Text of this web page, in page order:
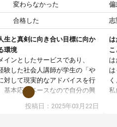
変わらなかった
合格した
生と真剣に向き合い目標に向か
環境
インとしたサービスであり、
験した社会人講師が学生の「や
対して現実的なアドバイスを行
基本応援ベースなので自分の興
学生知識では思いつかない部分
出来ます。
投稿日：2025年03月22日
偏
志
こ
私